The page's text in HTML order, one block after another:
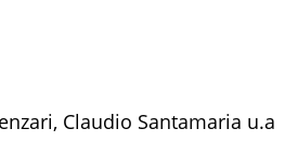
Claudio Santamaria u.a